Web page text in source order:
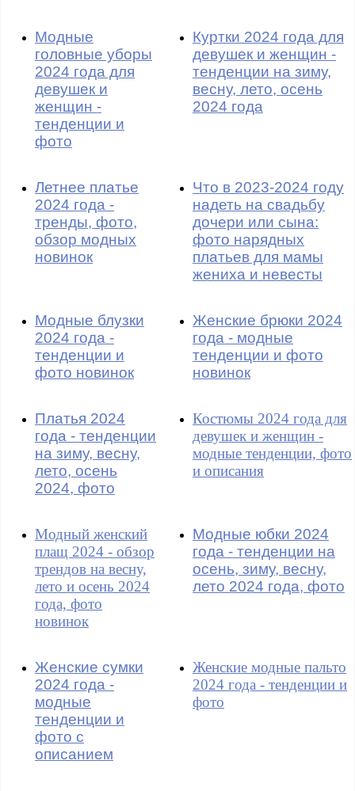
Модные
головные уборы
2024 года для
девушек и
женщин -
тенденции и
фото
Куртки 2024 года для
девушек и женщин -
тенденции на зиму,
весну, лето, осень
2024 года
Летнее платье
2024 года -
тренды, фото,
обзор модных
новинок
Что в 2023-2024 году
надеть на свадьбу
дочери или сына:
фото нарядных
платьев для мамы
жениха и невесты
Модные блузки
2024 года -
тенденции и
фото новинок
Женские брюки 2024
года - модные
тенденции и фото
новинок
Платья 2024
года - тенденции
на зиму, весну,
лето, осень
2024, фото
Костюмы 2024 года для
девушек и женщин -
модные тенденции, фото
и описания
Модный женский
плащ 2024 - обзор
трендов на весну,
лето и осень 2024
года, фото
новинок
Модные юбки 2024
года - тенденции на
осень, зиму, весну,
лето 2024 года, фото
Женские сумки
2024 года -
модные
тенденции и
фото с
описанием
Женские модные пальто
2024 года - тенденции и
фото